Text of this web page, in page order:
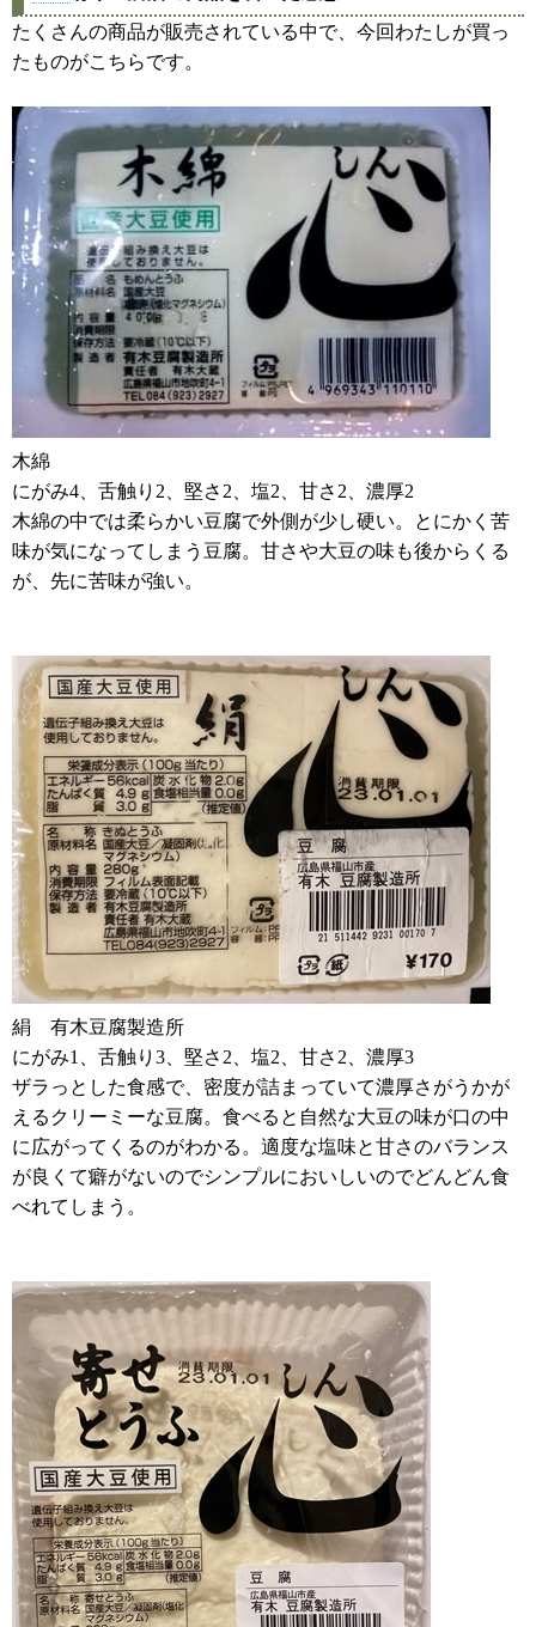
たくさんの商品が販売されている中で、今回わたしが買っ
たものがこちらです。
木綿
にがみ4、舌触り2、堅さ2、塩2、甘さ2、濃厚2
木綿の中では柔らかい豆腐で外側が少し硬い。とにかく苦
味が気になってしまう豆腐。甘さや大豆の味も後からくる
が、先に苦味が強い。
絹 有木豆腐製造所
にがみ1、舌触り3、堅さ2、塩2、甘さ2、濃厚3
ザラっとした食感で、密度が詰まっていて濃厚さがうかが
えるクリーミーな豆腐。食べると自然な大豆の味が口の中
に広がってくるのがわかる。適度な塩味と甘さのバランス
が良くて癖がないのでシンプルにおいしいのでどんどん食
べれてしまう。